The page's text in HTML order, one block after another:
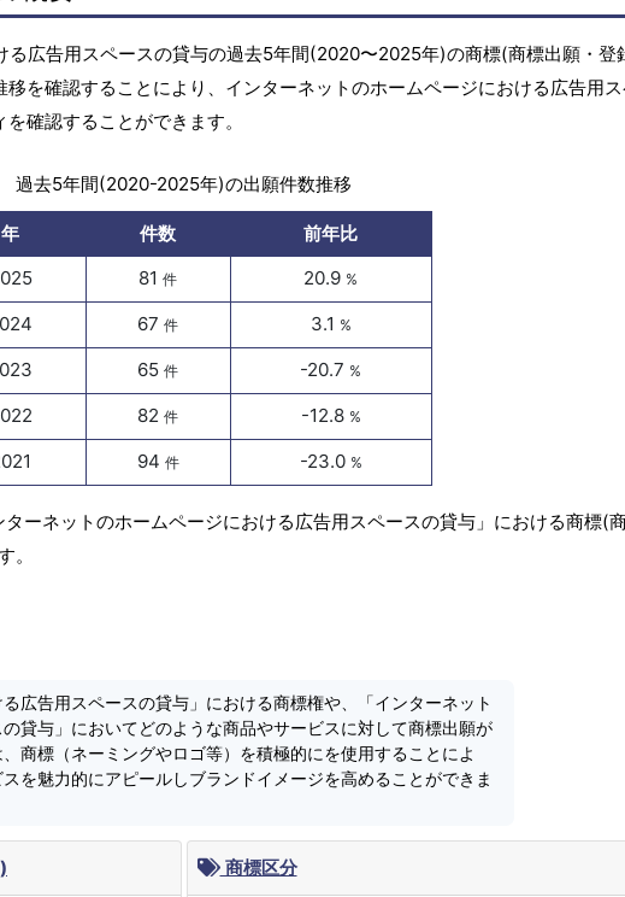
る広告用スペースの貸与の過去5年間(2020〜2025年)の商標(商標出願・登
を確認することにより、インターネットのホームページにおける広告用
確認することができます。
過去5年間(2020-2025年)の出願件数推移
年 件数
前年比
81件 20.9 %
67件 3.1 %
65件 -20.7 %
82件 -12.8 %
94 件 -23.0 %
ーネットのホームページにおける広告用スペースの貸与」における商標(
。
広告用スペースの貸与」における商標権や、「インターネット
貸与」においてどのような商品やサービスに対して商標出願が
商標（ネーミングやロゴ等）を積極的にを使用することによ
を魅力的にアピールしブランドイメージを高めることができま
商標区分